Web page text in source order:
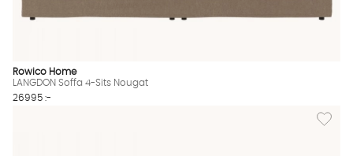
Rowico Home
LANGDON Soffa 4-Sits Nougat
26995 :-
Lägg